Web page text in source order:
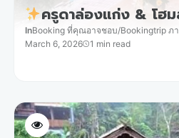
ครูดาล่องแก่ง & โฮ
InBooking ที่คุณอาจชอบ/Bookingtrip ภ
March 6, 2026
1 min read